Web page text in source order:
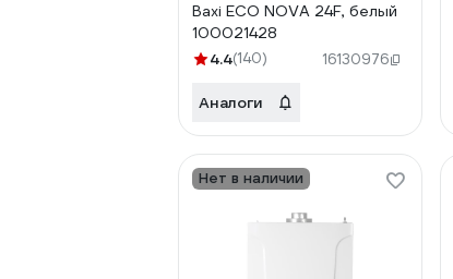
Baxi ECO NOVA 24F, белый
100021428
4.4(140) 16130976
Аналоги
Нет в наличии